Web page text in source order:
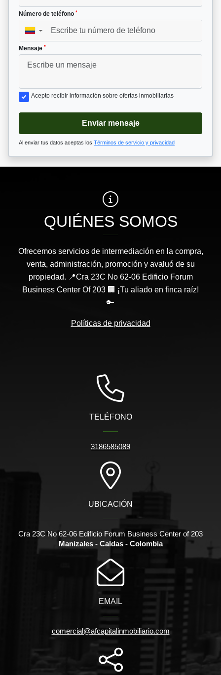
Número de teléfono *
▼
Mensaje *
Acepto recibir información sobre ofertas inmobiliarias
Enviar mensaje
Al enviar tus datos aceptas los Términos de servicio y privacidad
QUIÉNES SOMOS
Ofrecemos servicios de intermediación en la compra,
venta, administración, promoción y avaluó de su
propiedad. 📍Cra 23C No 62-06 Edificio Forum
Business Center Of 203 🏢 ¡Tu aliado en finca raíz!
🔑
Políticas de privacidad
TELÉFONO
3186585089
UBICACIÓN
Cra 23C No 62-06 Edificio Forum Business Center of 203
Manizales - Caldas - Colombia
EMAIL
comercial@afcapitalinmobiliario.com